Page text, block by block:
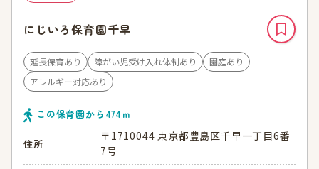
にじいろ保育園千早
延長保育あり 障がい児受け入れ体制あり
園庭あり
アレルギー対応あり
この保育園から 474 ｍ
住所
〒1710044 東京都豊島区千早一丁目6番
7号